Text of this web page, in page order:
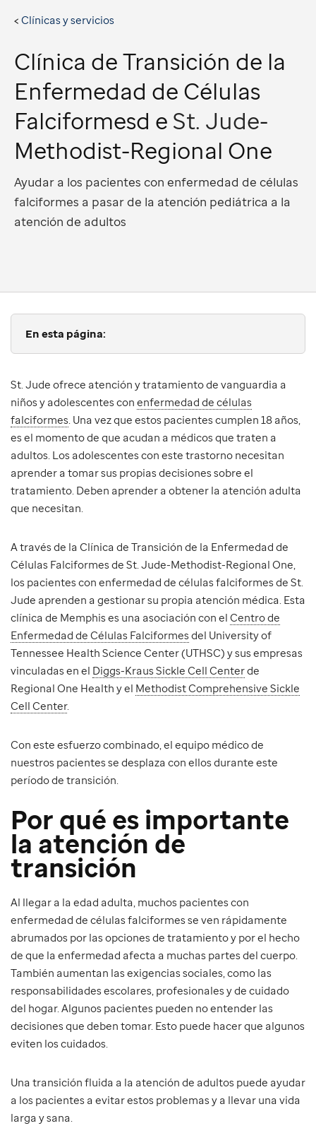
Clínicas y servicios
Clínica de Transición de la
Enfermedad de Células
Falciformesd e St. Jude-
Methodist-Regional One
Ayudar a los pacientes con enfermedad de células
falciformes a pasar de la atención pediátrica a la
atención de adultos
En esta página:
St. Jude ofrece atención y tratamiento de vanguardia a
niños y adolescentes con enfermedad de células
falciformes . Una vez que estos pacientes cumplen 18 años,
es el momento de que acudan a médicos que traten a
adultos. Los adolescentes con este trastorno necesitan
aprender a tomar sus propias decisiones sobre el
tratamiento. Deben aprender a obtener la atención adulta
que necesitan.
A través de la Clínica de Transición de la Enfermedad de
Células Falciformes de St. Jude-Methodist-Regional One,
los pacientes con enfermedad de células falciformes de St.
Jude aprenden a gestionar su propia atención médica. Esta
clínica de Memphis es una asociación con el Centro de
Enfermedad de Células Falciformesdel University of
Tennessee Health Science Center (UTHSC) y sus empresas
vinculadas en el Diggs-Kraus Sickle Cell Centerde
Regional One Health y el Methodist Comprehensive Sickle
Cell Center.
Con este esfuerzo combinado, el equipo médico de
nuestros pacientes se desplaza con ellos durante este
período de transición.
Por qué es importante
la atención de
transición
Al llegar a la edad adulta, muchos pacientes con
enfermedad de células falciformes se ven rápidamente
abrumados por las opciones de tratamiento y por el hecho
de que la enfermedad afecta a muchas partes del cuerpo.
También aumentan las exigencias sociales, como las
responsabilidades escolares, profesionales y de cuidado
del hogar. Algunos pacientes pueden no entender las
decisiones que deben tomar. Esto puede hacer que algunos
eviten los cuidados.
Una transición fluida a la atención de adultos puede ayudar
a los pacientes a evitar estos problemas y a llevar una vida
larga y sana.